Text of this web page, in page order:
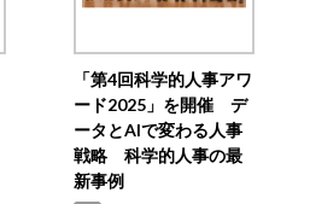
「第4回科学的人事アワ
ード2025」を開催 デ
ータとAIで変わる人事
戦略 科学的人事の最
新事例